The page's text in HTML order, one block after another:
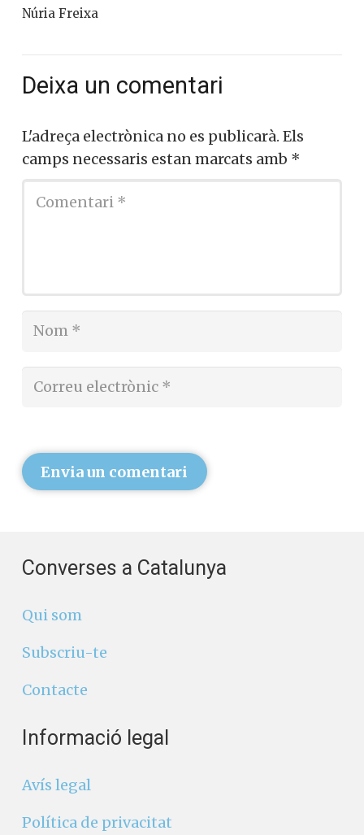
Núria Freixa
Deixa un comentari
L'adreça electrònica no es publicarà. Els
camps necessaris estan marcats amb *
Envia un comentari
Converses a Catalunya
Qui som
Subscriu-te
Contacte
Informació legal
Avís legal
Política de privacitat